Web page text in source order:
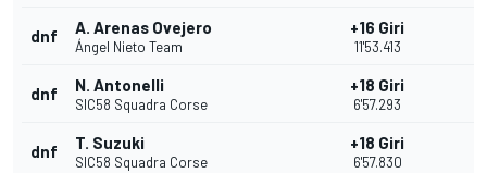
dnf A. Arenas Ovejero
Ángel Nieto Team
+16 Giri
11'53.413
dnf N. Antonelli
SIC58 Squadra Corse
+18 Giri
6'57.293
dnf T. Suzuki
SIC58 Squadra Corse
+18 Giri
6'57.830